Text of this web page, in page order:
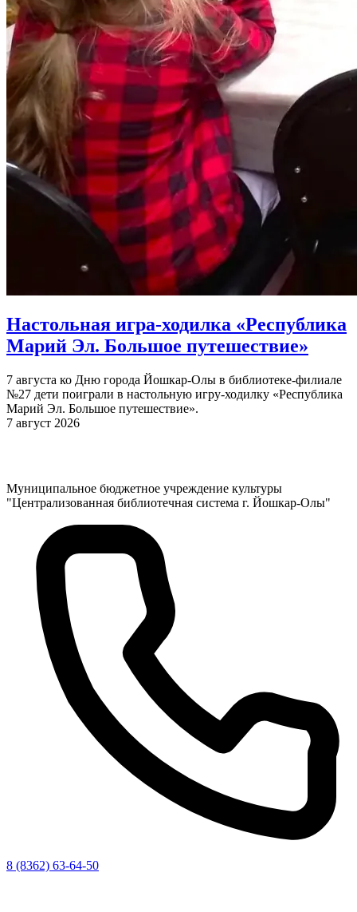
Настольная игра-ходилка «Республика
Марий Эл. Большое путешествие»
7 августа ко Дню города Йошкар-Олы в библиотеке-филиале
№27 дети поиграли в настольную игру-ходилку «Республика
Марий Эл. Большое путешествие».
7 август 2026
Муниципальное бюджетное учреждение культуры
"Централизованная библиотечная система г. Йошкар-Олы"
8 (8362) 63-64-50